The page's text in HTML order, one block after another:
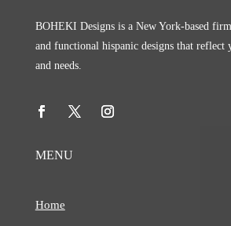
BOHEKI Designs is a New York-based
and functional hispanic designs that reflect
and needs.
MENU
Home